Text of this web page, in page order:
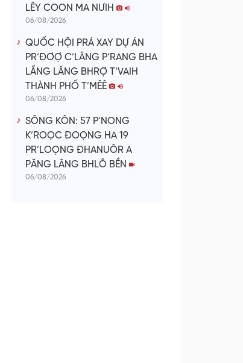
LÊY COON MA NƯIH
06/08/2026
QUỐC HỘI PRÁ XAY DỰ ÁN
PR’ĐƠỢ C’LÂNG P’RANG BHA
LẦNG LÂNG BHRỢ T’VAIH
THÀNH PHỐ T’MÊÊ
06/08/2026
SÔNG KÔN: 57 P’NONG
K’ROỌC ĐOỌNG HA 19
PR’LOỌNG ĐHANUÔR A
PĂNG LÂNG BHLÔ BỀN
06/08/2026